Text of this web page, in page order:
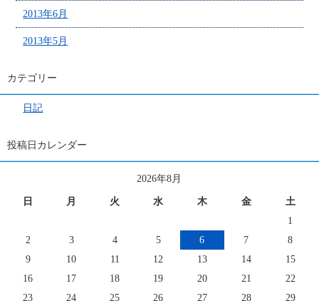
2013年6月
2013年5月
カテゴリー
日記
投稿日カレンダー
2026年8月
日 月 火 水 木 金
土
1
2
3 4 5 6 7
8
9
10 11 12 13 14
15
16
17 18 19 20 21
22
23
24 25 26 27 28 29